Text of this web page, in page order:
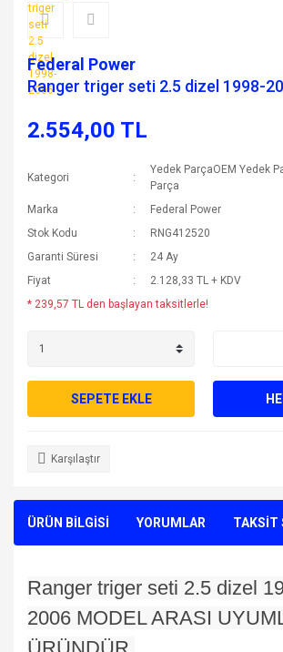
Federal Power
Ranger triger seti 2.5 dizel 1998-
2.554,00 TL
Kategori
Yedek ParçaOEM Yedek
Parça
Marka
Federal Power
Stok Kodu
RNG412520
Garanti Süresi
24 Ay
Fiyat
2.128,33 TL + KDV
* 239,57 TL den başlayan taksitlerle!
SEPETE EKLE
Karşılaştır
ÜRÜN BİLGİSİ YORUMLAR TAKSİT
Ranger triger seti 2.5 dizel
2006 MODEL ARASI